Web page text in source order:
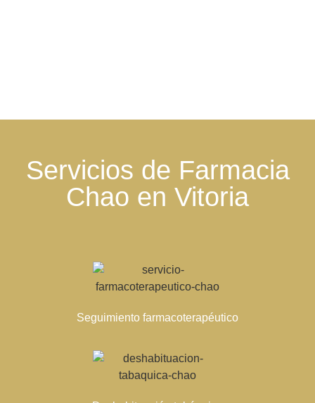
Servicios de Farmacia
Chao en Vitoria
Seguimiento farmacoterapéutico